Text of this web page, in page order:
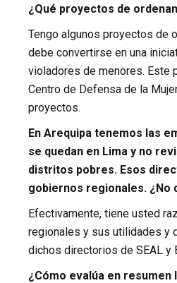
¿Qué proyectos de
Tengo algunos proyectos de
debe convertirse en una
violadores de menores. Este
Centro de Defensa de la
proyectos.
En Arequipa tenemos las
se quedan en Lima y no
distritos pobres. Esos
gobiernos regionales. ¿No
Efectivamente, tiene usted
regionales y sus utilidades y
dichos directorios de SEAL y
¿Cómo evalúa en